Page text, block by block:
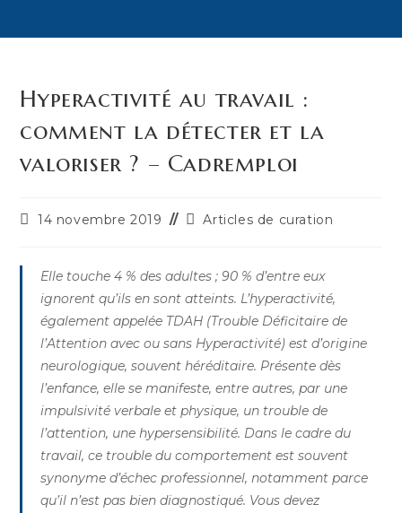
Hyperactivité au travail :
comment la détecter et la
valoriser ? – Cadremploi
Publication
14 novembre 2019
PostArticles de curation
Elle touche 4 % des adultes ; 90 % d’entre eux
ignorent qu’ils en sont atteints. L’hyperactivité,
également appelée TDAH (Trouble Déficitaire de
l’Attention avec ou sans Hyperactivité) est d’origine
neurologique, souvent héréditaire. Présente dès
l’enfance, elle se manifeste, entre autres, par une
impulsivité verbale et physique, un trouble de
l’attention, une hypersensibilité. Dans le cadre du
travail, ce trouble du comportement est souvent
synonyme d’échec professionnel, notamment parce
qu’il n’est pas bien diagnostiqué. Vous devez